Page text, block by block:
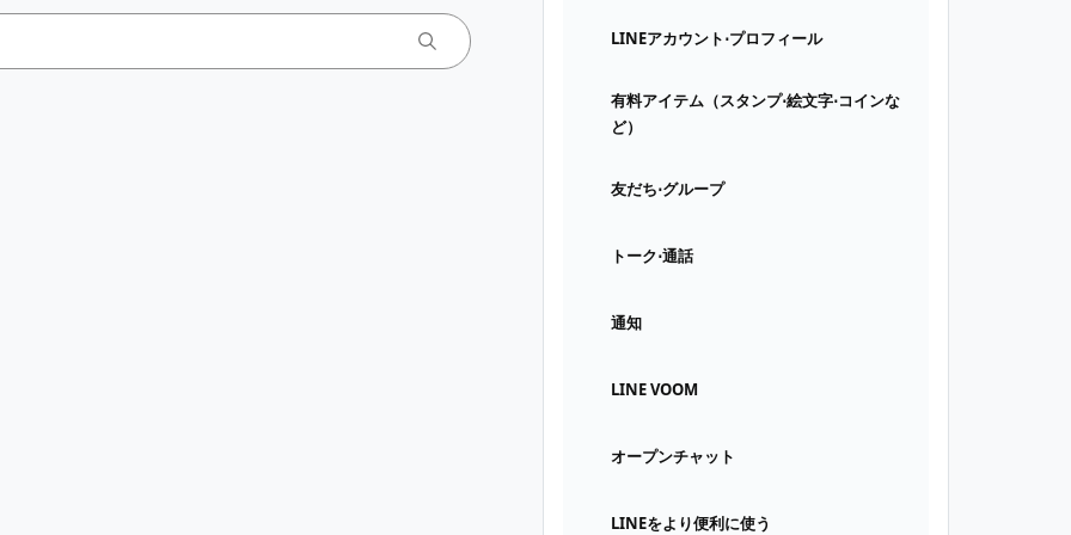
LINEアカウント⋅プロフィール
有料アイテム（スタンプ⋅絵文字⋅コインな
ど）
友だち⋅グループ
トーク⋅通話
通知
LINE VOOM
オープンチャット
LINEをより便利に使う